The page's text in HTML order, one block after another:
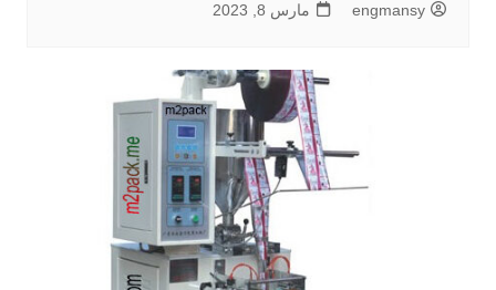
engmansy مارس 8, 2023